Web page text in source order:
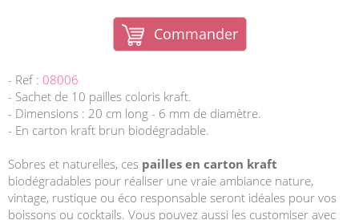
Commander
- Ref : 08006
- Sachet de 10 pailles coloris kraft.
- Dimensions : 20 cm long - 6 mm de diamètre.
- En carton kraft brun biodégradable.
Sobres et naturelles, ces pailles en carton kraft
biodégradables pour réaliser une vraie ambiance nature,
vintage, rustique ou éco responsable seront idéales pour vos
boissons ou cocktails. Vous pouvez aussi les customiser avec